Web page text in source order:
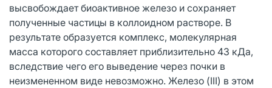
высвобождает биоактивное железо и сохраняет
полученные частицы в коллоидном растворе. В
результате образуется комплекс, молекулярная
масса которого составляет приблизительно 43 кДа,
вследствие чего его выведение через почки в
неизмененном виде невозможно. Железо (III) в этом